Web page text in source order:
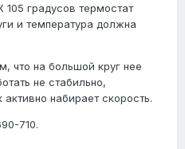
градусов термостат
и температура должна
что на большой круг нее
не стабильно,
набирает скорость.
710.